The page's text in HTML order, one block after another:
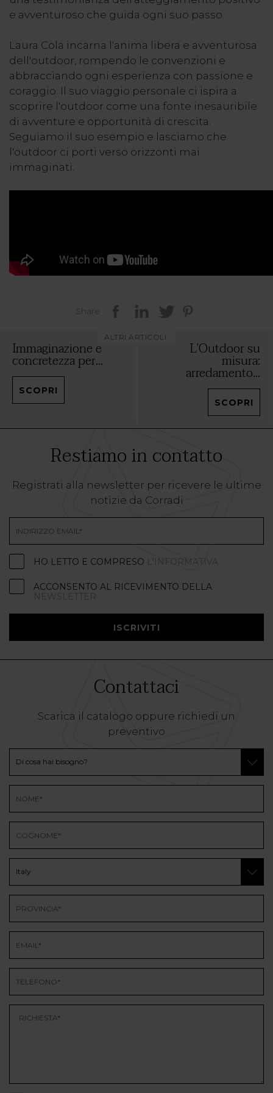
e avventuroso che guida ogni suo passo.
Laura Cola incarna l'anima libera e avventurosa
dell'outdoor, rompendo le convenzioni e
abbracciando ogni esperienza con passione e
coraggio. Il suo viaggio personale ci ispira a
scoprire l'outdoor come una fonte inesauribile
di avventure e opportunità di crescita.
Seguiamo il suo esempio e lasciamo che
l'outdoor ci porti verso orizzonti mai
immaginati.
Share
ALTRI ARTICOLI:
Immaginazione e
concretezza per...
SCOPRI
L’Outdoor su
misura:
arredamento...
SCOPRI
Restiamo in contatto
Registrati alla newsletter per ricevere le ultime
notizie da Corradi
HO LETTO E COMPRESO L'INFORMATIVA
ACCONSENTO AL RICEVIMENTO DELLA
NEWSLETTER
ISCRIVITI
Contattaci
Scarica il catalogo oppure richiedi un
preventivo